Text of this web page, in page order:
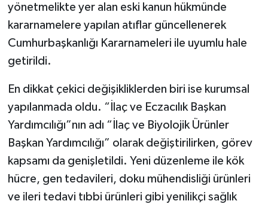
yönetmelikte yer alan eski kanun hükmünde
kararnamelere yapılan atıflar güncellenerek
Cumhurbaşkanlığı Kararnameleri ile uyumlu hale
getirildi.
En dikkat çekici değişikliklerden biri ise kurumsal
yapılanmada oldu. “İlaç ve Eczacılık Başkan
Yardımcılığı”nın adı “İlaç ve Biyolojik Ürünler
Başkan Yardımcılığı” olarak değiştirilirken, görev
kapsamı da genişletildi. Yeni düzenleme ile kök
hücre, gen tedavileri, doku mühendisliği ürünleri
ve ileri tedavi tıbbi ürünleri gibi yenilikçi sağlık